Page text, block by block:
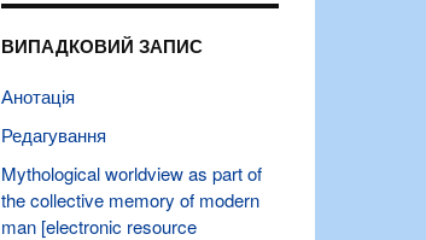
ВИПАДКОВИЙ ЗАПИС
Анотація
Редагування
Mythological worldview as part of
the collective memory of modern
man [electronic resource